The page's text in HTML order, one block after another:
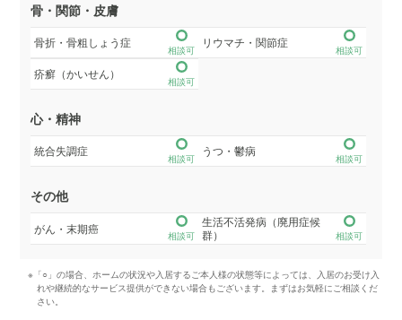
骨・関節・皮膚
骨折・骨粗しょう症
相談可
リウマチ・関節症
相談可
疥癬（かいせん）
相談可
心・精神
統合失調症
相談可
うつ・鬱病
相談可
その他
がん・末期癌
相談可
生活不活発病（廃用症候
群）
相談可
※「○」の場合、ホームの状況や入居するご本人様の状態等によっては、入居のお受け入
れや継続的なサービス提供ができない場合もございます。まずはお気軽にご相談くだ
さい。